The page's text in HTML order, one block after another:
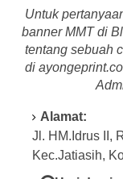
Untuk
banner MMT di
tentang sebuah
di a
Alamat:
Jl. HM.Idrus II,
Kec.Jatiasih,